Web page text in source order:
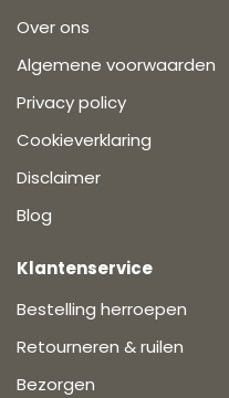
Over ons
Algemene voorwaarden
Privacy policy
Cookieverklaring
Disclaimer
Blog
Klantenservice
Bestelling herroepen
Retourneren & ruilen
Bezorgen